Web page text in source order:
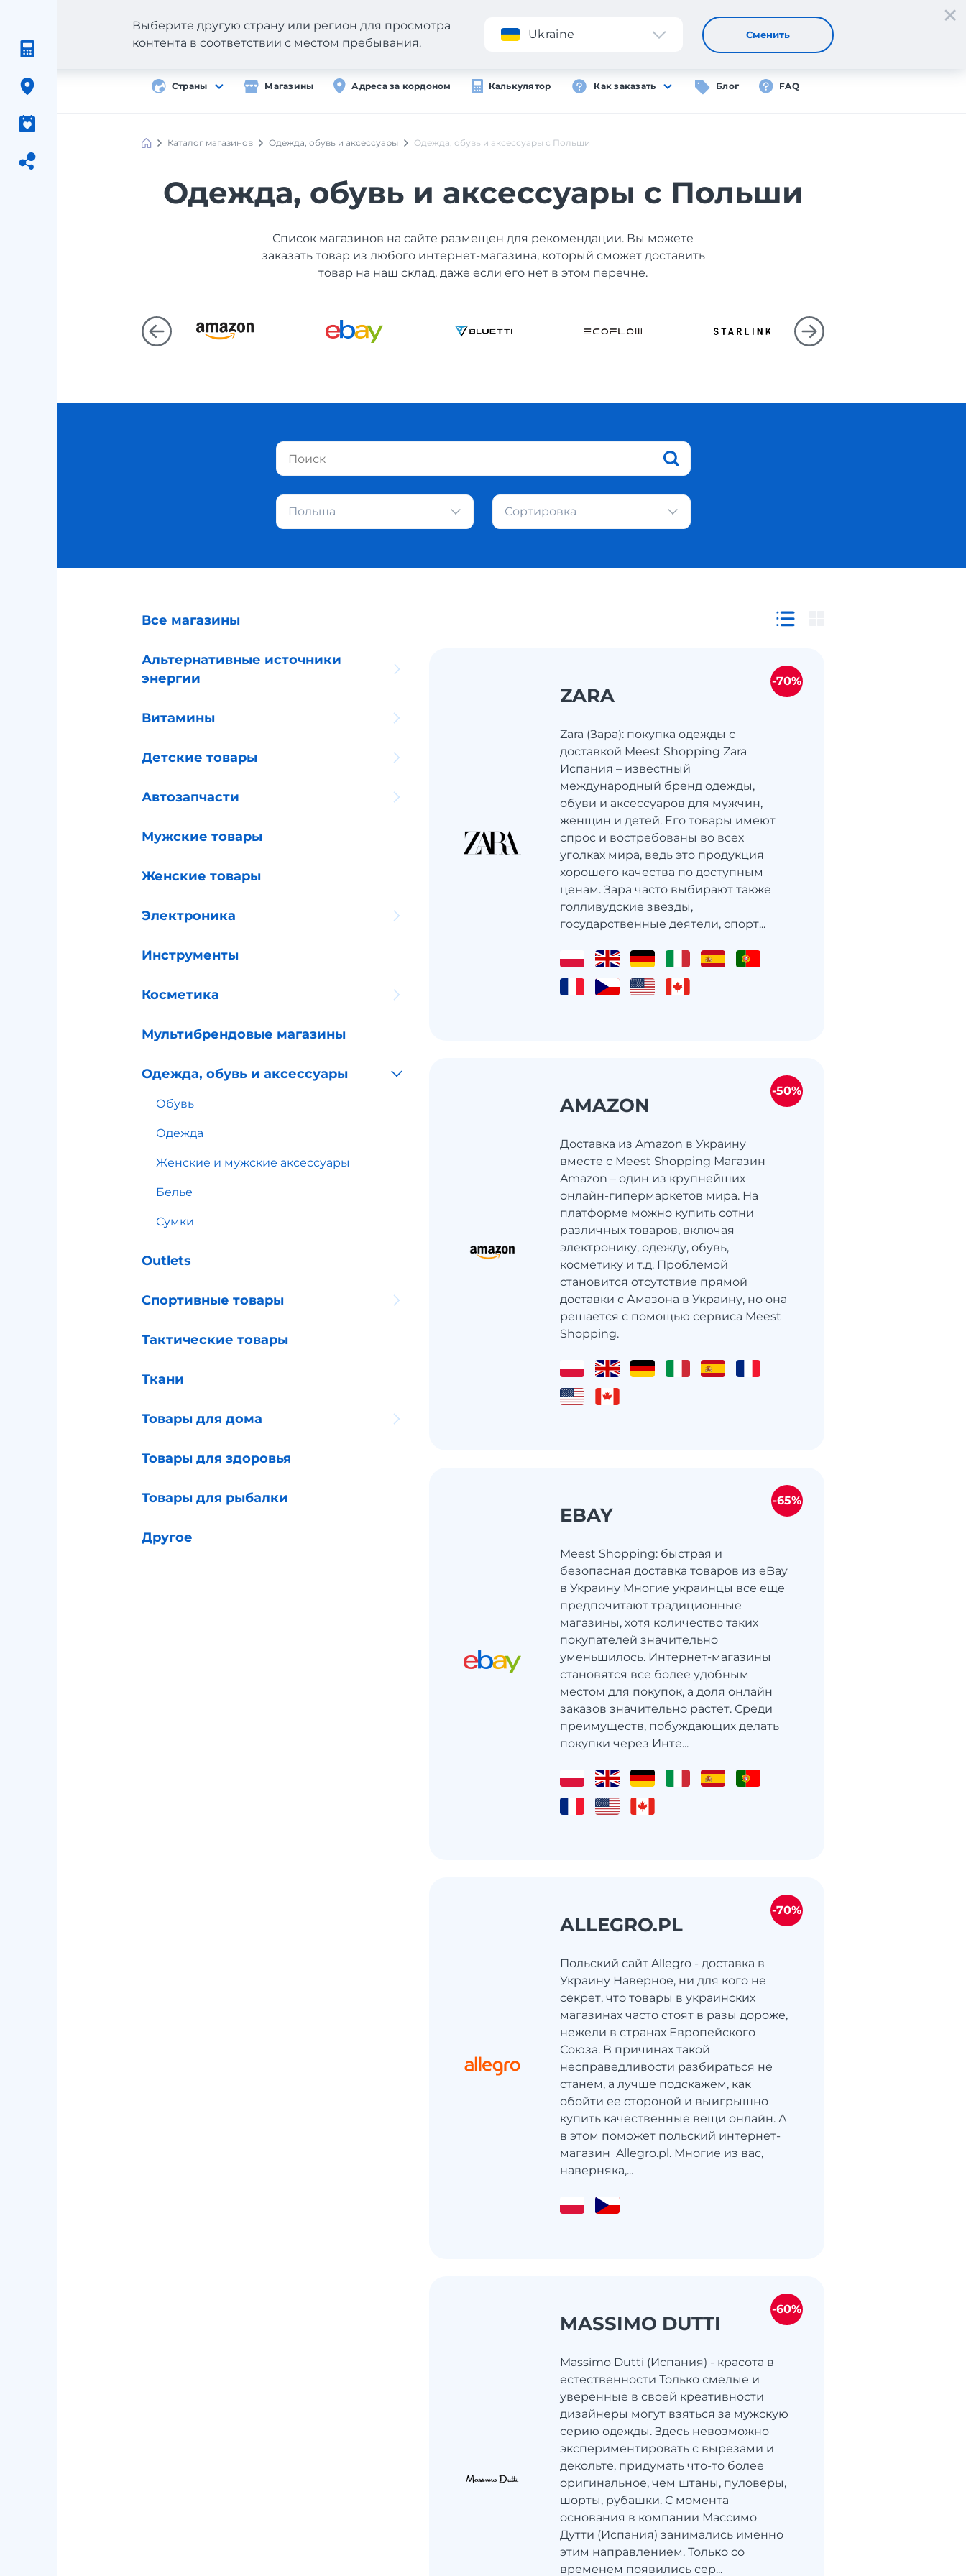
Приложение Регистрация Вход
Страны Магазины Адреса за кордоном Калькулятор Как заказать Блог FAQ
Выберите другую страну или регион для просмотра
контента в соответствии с местом пребывания.
Ukraine Сменить
Каталог магазинов Одежда, обувь и аксессуары Одежда, обувь и аксессуары с Польши
Одежда, обувь и аксессуары с Польши
Список магазинов на сайте размещен для рекомендации. Вы можете
заказать товар из любого интернет-магазина, который сможет доставить
товар на наш склад, даже если его нет в этом перечне.
Польша Сортировка
Все магазины
Альтернативные источники
энергии
Витамины
Детские товары
Автозапчасти
Мужские товары
Женские товары
Электроника
Инструменты
Косметика
Мультибрендовые магазины
Одежда, обувь и аксессуары
Обувь
Одежда
Женские и мужские аксессуары
Белье
Сумки
Outlets
Спортивные товары
Тактические товары
Ткани
Товары для дома
Товары для здоровья
Товары для рыбалки
Другое
ZARA
Zara (Зара): покупка одежды с
доставкой Meest Shopping Zara
Испания – известный
международный бренд одежды,
обуви и аксессуаров для мужчин,
женщин и детей. Его товары имеют
спрос и востребованы во всех
уголках мира, ведь это продукция
хорошего качества по доступным
ценам. Зара часто выбирают также
голливудские звезды,
государственные деятели, спорт...
-70%
AMAZON
Доставка из Amazon в Украину
вместе с Meest Shopping Магазин
Amazon – один из крупнейших
онлайн-гипермаркетов мира. На
платформе можно купить сотни
различных товаров, включая
электронику, одежду, обувь,
косметику и т.д. Проблемой
становится отсутствие прямой
доставки с Амазона в Украину, но она
решается с помощью сервиса Meest
Shopping.
-50%
EBAY
Meest Shopping: быстрая и
безопасная доставка товаров из eBay
в Украину Многие украинцы все еще
предпочитают традиционные
магазины, хотя количество таких
покупателей значительно
уменьшилось. Интернет-магазины
становятся все более удобным
местом для покупок, а доля онлайн
заказов значительно растет. Среди
преимуществ, побуждающих делать
покупки через Инте...
-65%
ALLEGRO.PL
Польский сайт Allegro - доставка в
Украину Наверное, ни для кого не
секрет, что товары в украинских
магазинах часто стоят в разы дороже,
нежели в странах Европейского
Союза. В причинах такой
несправедливости разбираться не
станем, а лучше подскажем, как
обойти ее стороной и выигрышно
купить качественные вещи онлайн. А
в этом поможет польский интернет-
магазин Allegro.pl. Многие из вас,
наверняка,...
-70%
MASSIMO DUTTI
Massimo Dutti (Испания) - красота в
естественности Только смелые и
уверенные в своей креативности
дизайнеры могут взяться за мужскую
серию одежды. Здесь невозможно
экспериментировать с вырезами и
декольте, придумать что-то более
оригинальное, чем штаны, пуловеры,
шорты, рубашки. С момента
основания в компании Массимо
Дутти (Испания) занимались именно
этим направлением. Только со
временем появились сер...
-60%